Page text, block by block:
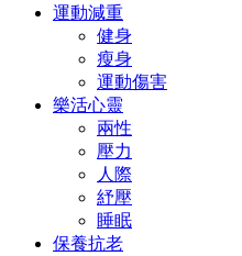
運動減重
健身
瘦身
運動傷害
樂活心靈
兩性
壓力
人際
紓壓
睡眠
保養抗老